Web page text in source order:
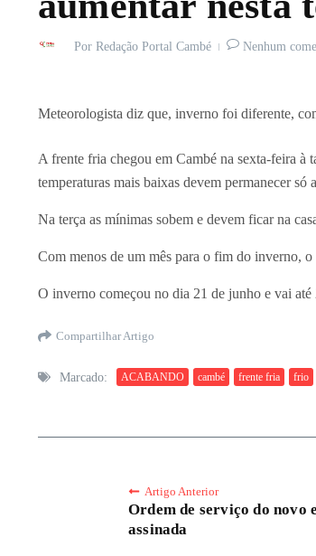
Por Redação Portal Cambé Nenhum
Meteorologista diz que, inverno foi diferente,
A frente fria chegou em Cambé na sexta-feira à
temperaturas mais baixas devem permanecer só
Na terça as mínimas sobem e devem ficar na
Com menos de um mês para o fim do inverno,
O inverno começou no dia 21 de junho e vai até
Compartilhar Artigo
Marcado: ACABANDO cambé frente fria frio
Artigo Anterior
Ordem de serviço do novo
assinada